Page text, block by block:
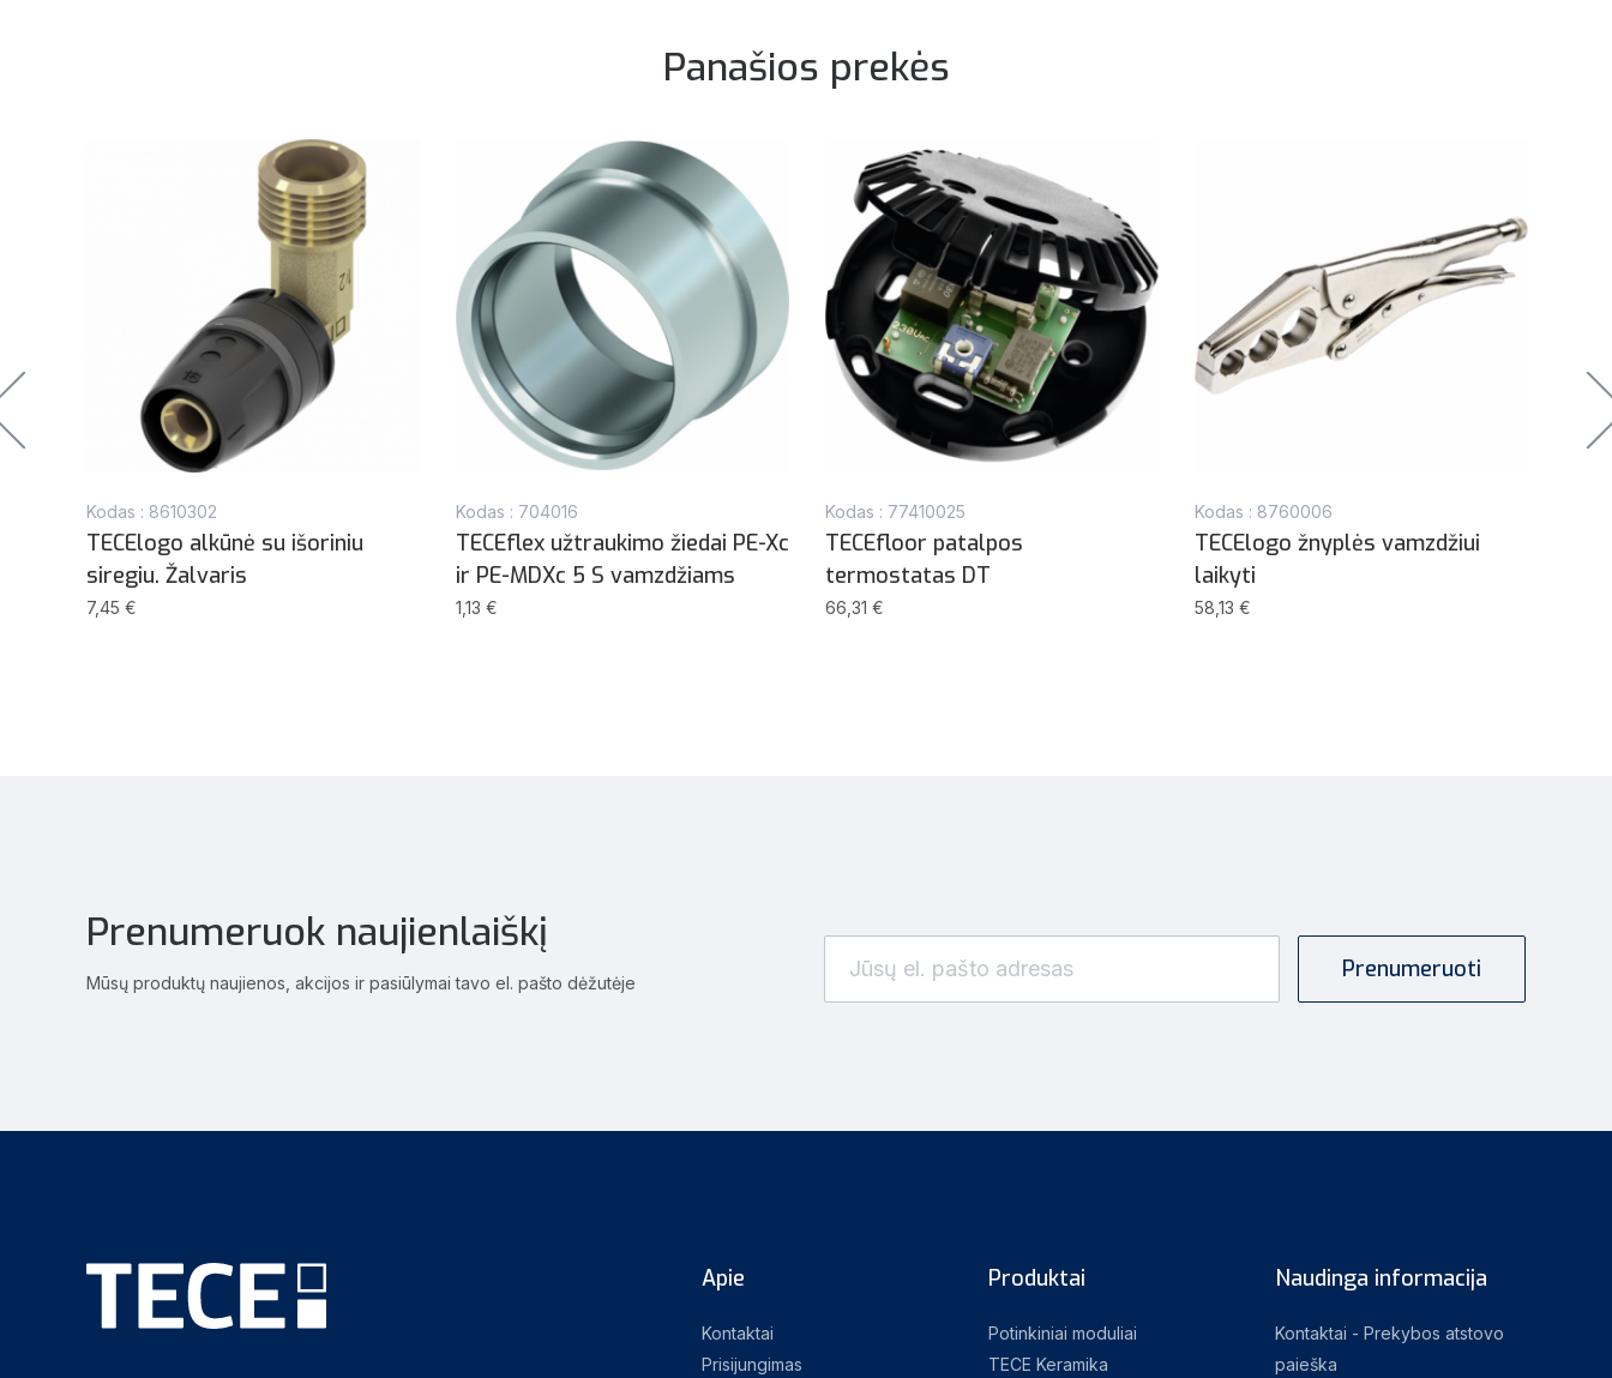
Panašios prekės
Kodas : 8610302
TECElogo alkūnė su išoriniu
siregiu. Žalvaris
7,45 €
Kodas : 704016
TECEflex užtraukimo žiedai PE-Xc
ir PE-MDXc 5 S vamzdžiams
1,13 €
Kodas : 77410025
TECEfloor patalpos
termostatas DT
66,31 €
Kodas : 8760006
TECElogo žnyplės vamzdžiui
laikyti
58,13 €
Prenumeruok naujienlaiškį
Mūsų produktų naujienos, akcijos ir pasiūlymai tavo el. pašto dėžutėje
Apie
Kontaktai
Prisijungimas
Produktai
Potinkiniai moduliai
TECE Keramika
Naudinga informacija
Kontaktai - Prekybos atstovo
paieška